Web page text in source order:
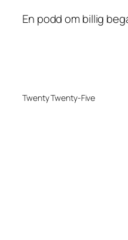
En podd om billig
Twenty Twenty-Five